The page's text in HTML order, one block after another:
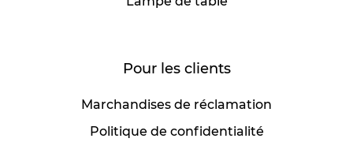
Pour les clients
Marchandises de réclamation
Politique de confidentialité